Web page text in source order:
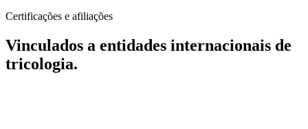
Certificações e afiliações
Vinculados a entidades internacionais de
tricologia.